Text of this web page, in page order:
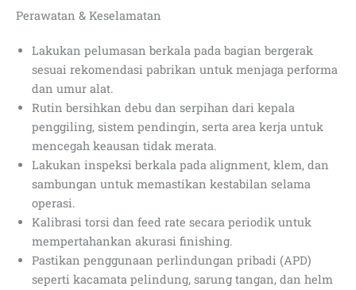
Perawatan & Keselamatan
Lakukan pelumasan berkala pada bagian bergerak
sesuai rekomendasi pabrikan untuk menjaga performa
dan umur alat.
Rutin bersihkan debu dan serpihan dari kepala
penggiling, sistem pendingin, serta area kerja untuk
mencegah keausan tidak merata.
Lakukan inspeksi berkala pada alignment, klem, dan
sambungan untuk memastikan kestabilan selama
operasi.
Kalibrasi torsi dan feed rate secara periodik untuk
mempertahankan akurasi finishing.
Pastikan penggunaan perlindungan pribadi (APD)
seperti kacamata pelindung, sarung tangan, dan helm